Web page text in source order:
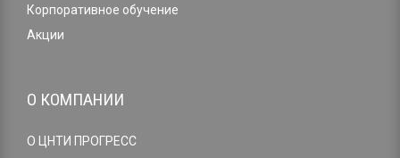
Корпоративное обучение
Акции
О КОМПАНИИ
О ЦНТИ ПРОГРЕСС